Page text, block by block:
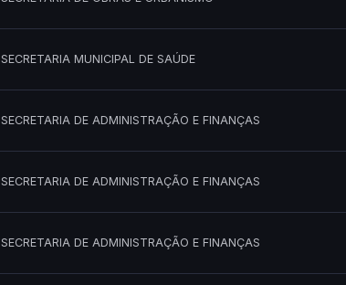
SECRETARIA MUNICIPAL DE SAÚDE
SECRETARIA DE ADMINISTRAÇÃO E FINANÇAS
SECRETARIA DE ADMINISTRAÇÃO E FINANÇAS
SECRETARIA DE ADMINISTRAÇÃO E FINANÇAS